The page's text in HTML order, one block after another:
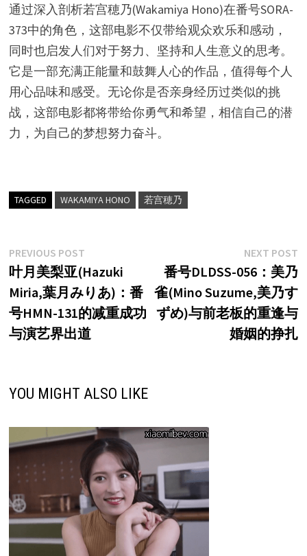
通过深入剖析若宫穂乃(Wakamiya Hono)在番号SORA-
373中的角色，这部电影不仅带给观众欢乐和感动，
同时也启发人们对于努力、坚持和人生意义的思考。
它是一部充满正能量和鼓舞人心的作品，值得每个人
用心品味和感受。无论你是否亲身经历过类似的挑
战，这部电影都将带给你勇气和希望，相信自己的潜
力，为自己的梦想努力奋斗。
TAGGED WAKAMIYA HONO 若宫穂乃
文
章
导
航
PREVIOUS POSTPrevious
post:
叶月美梨亚(Hazuki
Miria,葉月みりあ)：番
号HMN-131的减重成功
与演艺界出道
NEXT POST
番号DLDSS-056：美乃
雀(Mino Suzume,美乃す
ずめ)与前老板的重逢与
婚姻的挣扎
YOU MIGHT ALSO LIKE